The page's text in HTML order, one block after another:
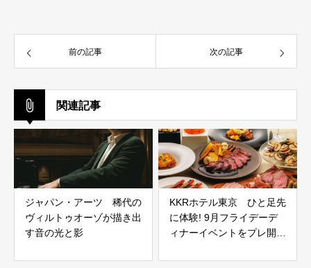
前の記事 次の記事
関連記事
ジャパン・アーツ 稀代の
ヴィルトゥオーゾが描き出
す音の光と影
KKRホテル東京 ひと足先
に体験! 9月フライデーデ
ィナーイベントをプレ開